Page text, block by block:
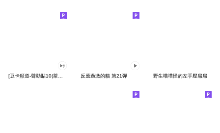
反應過激的貓 第21彈 野生喵喵怪的左手壓扁扁